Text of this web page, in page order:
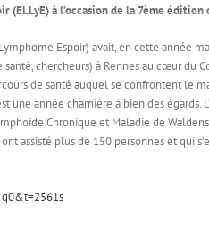
(ELLyE) à l’occasion de la 7ème
Espoir) avait, en cette
santé, chercheurs) à Rennes au cœur
de santé auquel se confrontent le
une année charnière à bien des
Chronique et Maladie de
assisté plus de 150 personnes et qui